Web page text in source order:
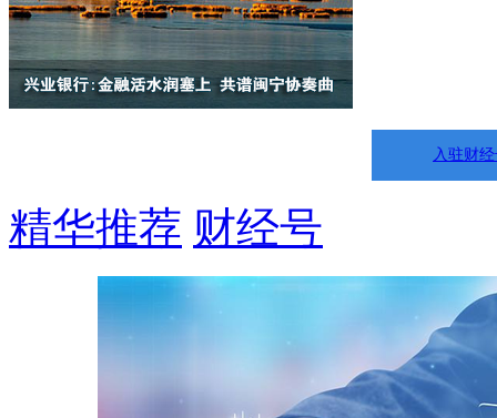
入驻财
精华推荐 财经号